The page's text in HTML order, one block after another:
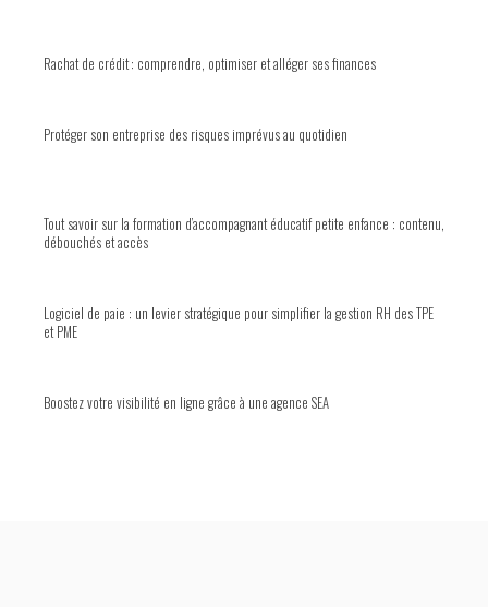
Rachat de crédit : comprendre, optimiser et alléger ses finances
Protéger son entreprise des risques imprévus au quotidien
Tout savoir sur la formation d’accompagnant éducatif petite enfance : contenu,
débouchés et accès
Logiciel de paie : un levier stratégique pour simplifier la gestion RH des TPE
et PME
Boostez votre visibilité en ligne grâce à une agence SEA